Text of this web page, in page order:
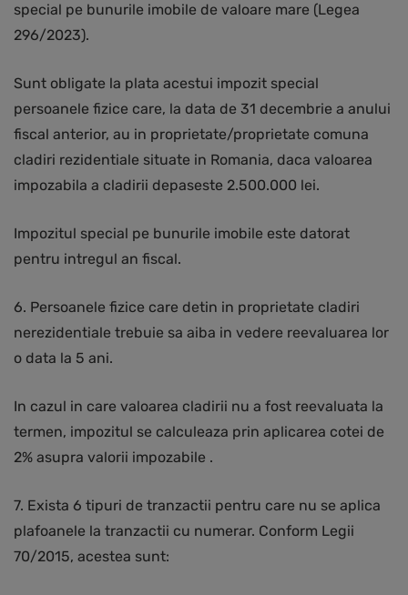
special pe bunurile imobile de valoare mare (Legea
296/2023).
Sunt obligate la plata acestui impozit special
persoanele fizice care, la data de 31 decembrie a anului
fiscal anterior, au in proprietate/proprietate comuna
cladiri rezidentiale situate in Romania, daca valoarea
impozabila a cladirii depaseste 2.500.000 lei.
Impozitul special pe bunurile imobile este datorat
pentru intregul an fiscal.
6. Persoanele fizice care detin in proprietate cladiri
nerezidentiale trebuie sa aiba in vedere reevaluarea lor
o data la 5 ani.
In cazul in care valoarea cladirii nu a fost reevaluata la
termen, impozitul se calculeaza prin aplicarea cotei de
2% asupra valorii impozabile .
7. Exista 6 tipuri de tranzactii pentru care nu se aplica
plafoanele la tranzactii cu numerar. Conform Legii
70/2015, acestea sunt: